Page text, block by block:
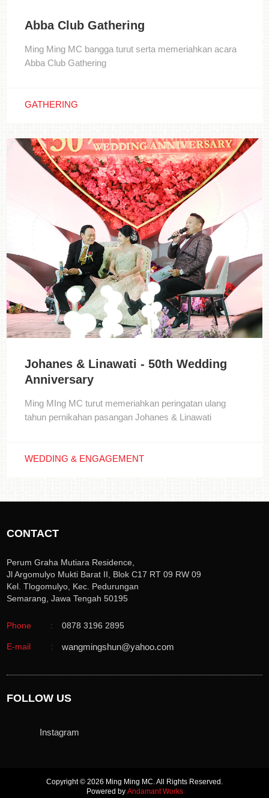
Abba Club Gathering
Ming Ming MC bangga turut serta memeriahkan acara
Abba Club Gathering
GATHERING
Johanes & Linawati - 50th Wedding
Anniversary
Ming MIng MC turut memeriahkan peringatan ulang
tahun pernikahan pasangan Johanes & Linawati
WEDDING & ENGAGEMENT
CONTACT
Perum Graha Mutiara Residence,
Jl Argomulyo Mukti Barat II, Blok C17 RT 09 RW 09
Kel. Tlogomulyo, Kec. Pedurungan
Semarang, Jawa Tengah 50195
Phone : 0878 3196 2895
E-mail : wangmingshun@yahoo.com
FOLLOW US
Instagram
Copyright © 2026 Ming Ming MC. All Rights Reserved.
Powered by Andamant Works